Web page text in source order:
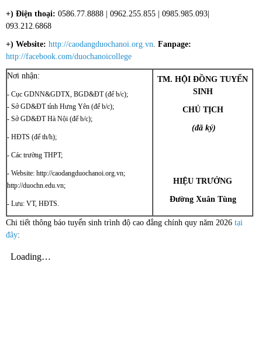
+) Điện thoại: 0586.77.8888 | 0962.255.855 | 0985.985.093|
093.212.6868
+) Website: http://caodangduochanoi.org.vn. Fanpage:
http://facebook.com/duochanoicollege
Nơi nhận:
- Cục GDNN&GDTX, BGD&ĐT (để b/c);
- Sở GD&ĐT tỉnh Hưng Yên (để b/c);
- Sở GD&ĐT Hà Nội (để b/c);
- HĐTS (để th/h);
- Các trường THPT;
- Website: http://caodangduochanoi.org.vn;
http://duochn.edu.vn;
- Lưu: VT, HĐTS.
TM. HỘI ĐỒNG TUYỂN
SINH
CHỦ TỊCH
(đã ký)
HIỆU TRƯỞNG
Đường Xuân Tùng
Chi tiết thông báo tuyển sinh trình độ cao đẳng chính quy năm 2026 tại
đây: